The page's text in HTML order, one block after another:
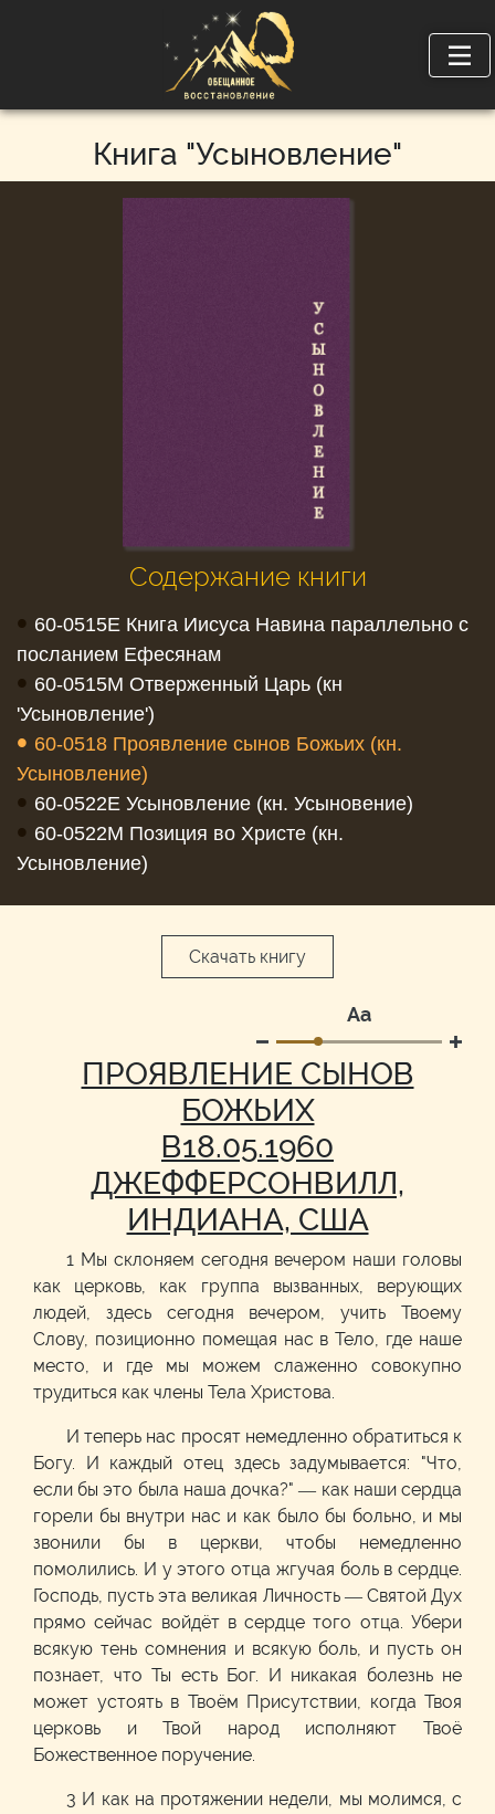
Книга "Усыновление"
Содержание книги
• 60-0515E Книга Иисуса Навина параллельно с
посланием Ефесянам
• 60-0515M Отверженный Царь (кн
'Усыновление')
• 60-0518 Проявление сынов Божьих (кн.
Усыновление)
• 60-0522E Усыновление (кн. Усыновение)
• 60-0522M Позиция во Христе (кн.
Усыновление)
Скачать книгу
Аа
ПРОЯВЛЕНИЕ СЫНОВ
БОЖЬИХ
В18.05.1960
ДЖЕФФЕРСОНВИЛЛ,
ИНДИАНА, США
1 Мы склоняем сегодня вечером наши головы
как церковь, как группа вызванных, верующих
людей, здесь сегодня вечером, учить Твоему
Слову, позиционно помещая нас в Тело, где наше
место, и где мы можем слаженно совокупно
трудиться как члены Тела Христова.
И теперь нас просят немедленно обратиться к
Богу. И каждый отец здесь задумывается: "Что,
если бы это была наша дочка?" — как наши сердца
горели бы внутри нас и как было бы больно, и мы
звонили бы в церкви, чтобы немедленно
помолились. И у этого отца жгучая боль в сердце.
Господь, пусть эта великая Личность — Святой Дух
прямо сейчас войдёт в сердце того отца. Убери
всякую тень сомнения и всякую боль, и пусть он
познает, что Ты есть Бог. И никакая болезнь не
может устоять в Твоём Присутствии, когда Твоя
церковь и Твой народ исполняют Твоё
Божественное поручение.
3 И как на протяжении недели, мы молимся, с